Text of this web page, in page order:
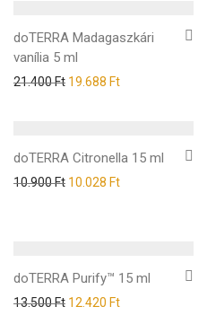
doTERRA Madagaszkári
vanília 5 ml
21.400Ft 19.688 Ft
doTERRA Citronella 15 ml
10.900Ft 10.028 Ft
doTERRA Purify™ 15 ml
13.500Ft 12.420 Ft